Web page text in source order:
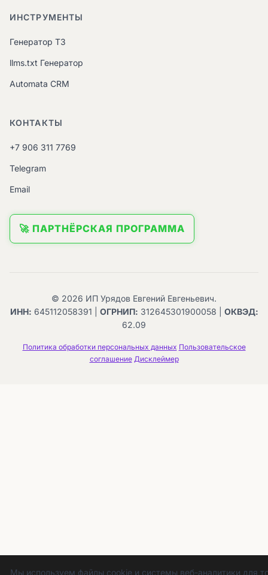
ИНСТРУМЕНТЫ
Генератор ТЗ
llms.txt Генератор
Automata CRM
КОНТАКТЫ
+7 906 311 7769
Telegram
Email
🚀 ПАРТНЁРСКАЯ ПРОГРАММА
© 2026 ИП Урядов Евгений Евгеньевич.
ИНН: 645112058391 | ОГРНИП: 312645301900058 | ОКВЭД:
62.09
Политика обработки персональных данных Пользовательское
соглашение Дисклеймер
Мы используем файлы cookie и системы веб-аналитики для